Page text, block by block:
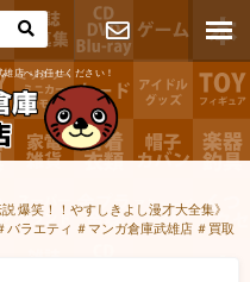
店へお任せください！
お問い合わ
せ
爆笑！！やすしきよし漫才大全集》
ラエティ ＃マンガ倉庫武雄店 ＃買取